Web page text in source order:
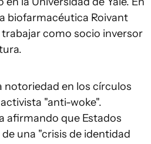
biofarmacéutica Roivant
como socio inversor
notoriedad en los círculos
"anti-woke".
afirmando que Estados
una "crisis de identidad